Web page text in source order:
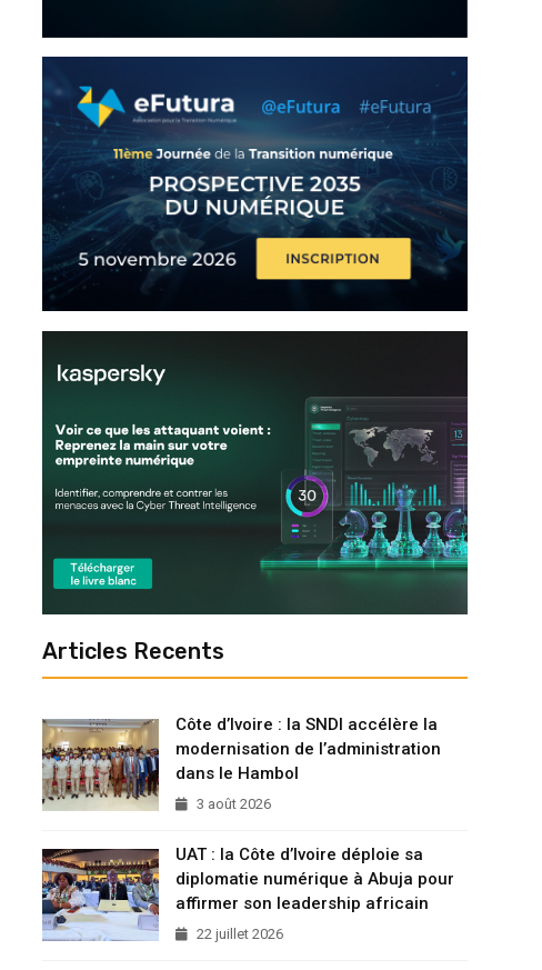
Articles Recents
Côte d’Ivoire : la SNDI accélère la
modernisation de l’administration
dans le Hambol
3 août 2026
UAT : la Côte d’Ivoire déploie sa
diplomatie numérique à Abuja pour
affirmer son leadership africain
22 juillet 2026